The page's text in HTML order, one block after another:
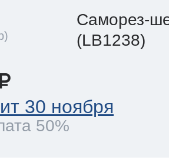
Саморез-
(LB1238)
30 ноября
50%